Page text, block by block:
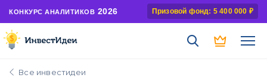
КОНКУРС АНАЛИТИКОВ 2026 Призовой фонд: 5 400 000 ₽
Все инвестидеи